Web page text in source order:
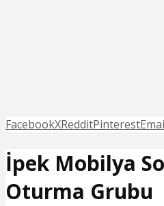
FacebookXRedditPinterest
İpek Mobilya
Oturma Grubu